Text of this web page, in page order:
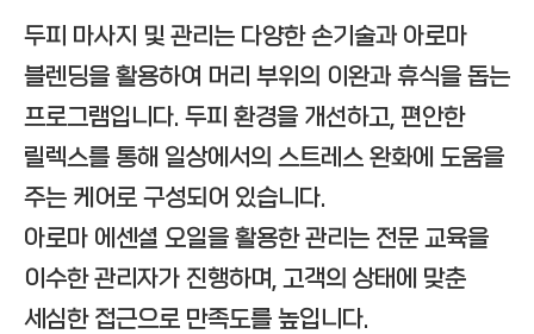
두피 마사지 및 관리는 다양한 손기술과 아로마
블렌딩을 활용하여 머리 부위의 이완과 휴식을 돕는
프로그램입니다. 두피 환경을 개선하고, 편안한
릴렉스를 통해 일상에서의 스트레스 완화에 도움을
주는 케어로 구성되어 있습니다.
아로마 에센셜 오일을 활용한 관리는 전문 교육을
이수한 관리자가 진행하며, 고객의 상태에 맞춘
세심한 접근으로 만족도를 높입니다.